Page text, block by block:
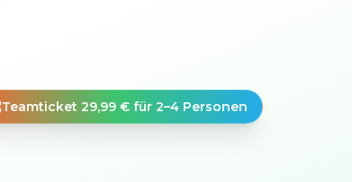
Teamticket 29,99 € für 2–4 Personen